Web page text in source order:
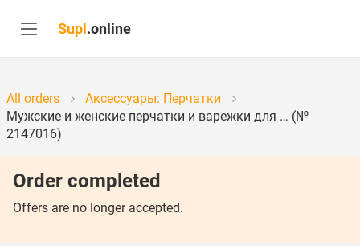
Supl .online
All orders
Аксессуары: Перчатки
Мужские и женские перчатки и варежки для … (№
2147016)
Order completed
Offers are no longer accepted.